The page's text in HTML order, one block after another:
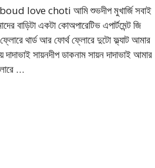
love choti আমি শুভদীপ মুখার্জি সবাই
বাড়িটা একটা কোঅপারেটিভ এপার্টমেন্ট জি
থার্ড আর ফোর্থ ফ্লোরে দুটো ফ্ল্যাট আমার
সায়নদীপ ডাকনাম সায়ন দাদাভাই আমার
…